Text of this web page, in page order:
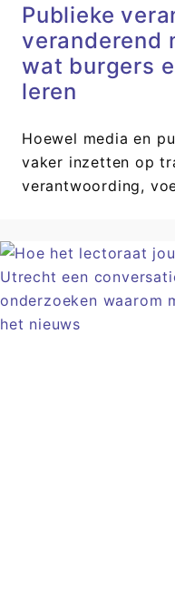
Publieke
veranderend
wat burgers
leren
Hoewel media en
vaker inzetten op
verantwoording,